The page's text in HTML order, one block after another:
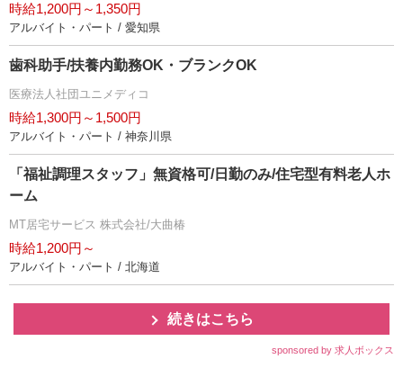
時給1,200円～1,350円
アルバイト・パート / 愛知県
歯科助手/扶養内勤務OK・ブランクOK
医療法人社団ユニメディコ
時給1,300円～1,500円
アルバイト・パート / 神奈川県
「福祉調理スタッフ」無資格可/日勤のみ/住宅型有料老人ホ
ーム
MT居宅サービス 株式会社/大曲椿
時給1,200円～
アルバイト・パート / 北海道
続きはこちら
sponsored by 求人ボックス